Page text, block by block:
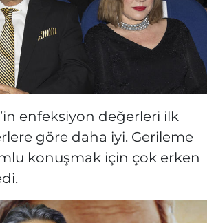
enfeksiyon değerleri ilk
göre daha iyi. Gerileme
konuşmak için çok erken